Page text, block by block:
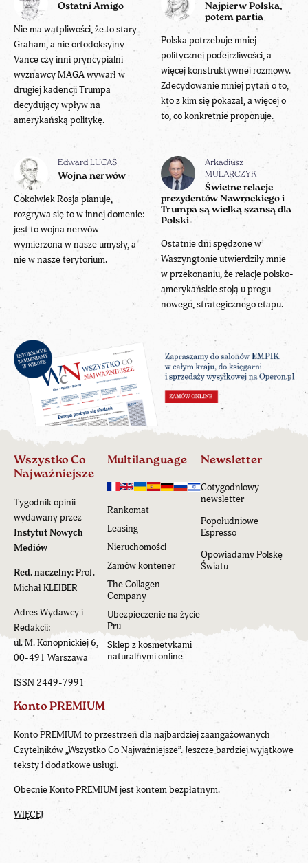
Ostatni Amigo
Nie ma wątpliwości, że to stary
Graham, a nie ortodoksyjny
Vance czy inni pryncypialni
wyznawcy MAGA wywarł w
drugiej kadencji Trumpa
decydujący wpływ na
amerykańską politykę.
Najpierw Polska,
potem partia
Polska potrzebuje mniej
politycznej podejrzliwości, a
więcej konstruktywnej rozmowy.
Zdecydowanie mniej pytań o to,
kto z kim się pokazał, a więcej o
to, co konkretnie proponuje.
Edward LUCAS
Wojna nerwów
Cokolwiek Rosja planuje,
rozgrywa się to w innej domenie:
jest to wojna nerwów
wymierzona w nasze umysły, a
nie w nasze terytorium.
Arkadiusz
MULARCZYK
Świetne relacje
prezydentów Nawrockiego i
Trumpa są wielką szansą dla
Polski
Ostatnie dni spędzone w
Waszyngtonie utwierdziły mnie
w przekonaniu, że relacje polsko-
amerykańskie stoją u progu
nowego, strategicznego etapu.
Wszystko Co
Najważniejsze
Tygodnik opinii
wydawany przez
Instytut Nowych
Mediów
Red. naczelny:Prof.
Michał KLEIBER
Adres Wydawcy i
Redakcji:
ul. M. Konopnickiej 6,
00-491 Warszawa
ISSN 2449-7991
Multilanguage
Rankomat
Leasing
Nieruchomości
Zamów kontener
The Collagen
Company
Ubezpieczenie na życie
Pru
Sklep z kosmetykami
naturalnymi online
Newsletter
Cotygodniowy
newsletter
Popołudniowe
Espresso
Opowiadamy Polskę
Światu
Konto PREMIUM
Konto PREMIUM to przestrzeń dla najbardziej zaangażowanych
Czytelników „Wszystko Co Najważniejsze”. Jeszcze bardziej wyjątkowe
teksty i dodatkowe usługi.
Obecnie Konto PREMIUM jest kontem bezpłatnym.
WIĘCEJ